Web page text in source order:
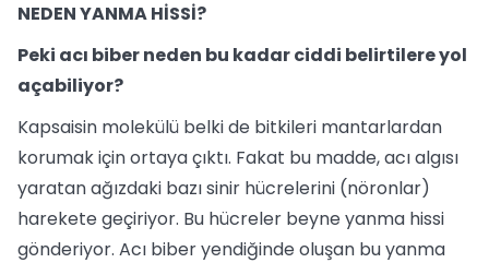
NEDEN YANMA HİSSİ?
Peki acı biber neden bu kadar ciddi belirtilere yol
açabiliyor?
Kapsaisin molekülü belki de bitkileri mantarlardan
korumak için ortaya çıktı. Fakat bu madde, acı algısı
yaratan ağızdaki bazı sinir hücrelerini (nöronlar)
harekete geçiriyor. Bu hücreler beyne yanma hissi
gönderiyor. Acı biber yendiğinde oluşan bu yanma